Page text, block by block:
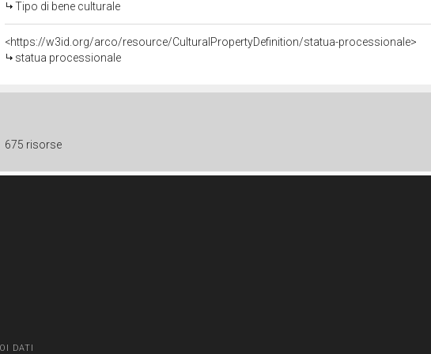
Tipo di bene culturale
<https://w3id.org/arco/resource/CulturalPropertyDefinition/statua-processionale>
statua processionale
675 risorse
DATI